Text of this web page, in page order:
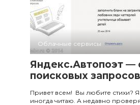
Облачные сервисы
Яндекс.Автопоэт —
поисковых запросов
Привет всем! Вы любите стихи?
иногда читаю. А недавно